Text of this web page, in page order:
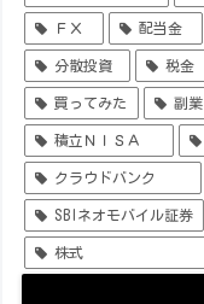
ＦＸ 配当金
分散投資 税金
買ってみた 副業
積立ＮＩＳＡ
クラウドバンク
SBIネオモバイル証券
株式